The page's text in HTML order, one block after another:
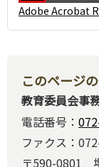
Adobe Acrobat
このページ
教育委員会
電話番号：
ファクス：
〒590-0801